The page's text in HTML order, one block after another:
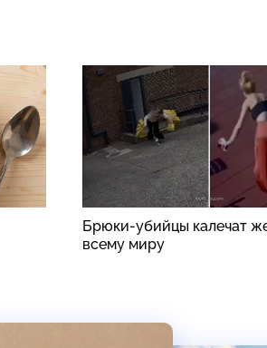
Брюки-убийцы калечат
всему миру